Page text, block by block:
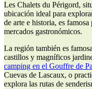
Les Chalets du Périgord,
ubicación ideal para
de arte e historia, es
mercados gastronómicos.
La región también es
castillos y magníficos
camping en el Gouffre de
Cuevas de Lascaux, o
explora las rutas de